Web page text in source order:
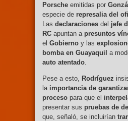
Porsche emitidas por
especie de represalia del
Las declaraciones del jefe
RC apuntan a presuntos
el Gobierno y las
bomba en Guayaquil a
auto atentado
Pese a esto, Rodríguez
la importancia de
proceso para que el
presentar sus pruebas de
que, señaló, se incluirían